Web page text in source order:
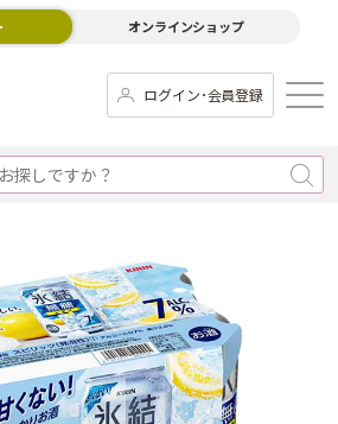
オンラインショップ
ログイン･会員登録